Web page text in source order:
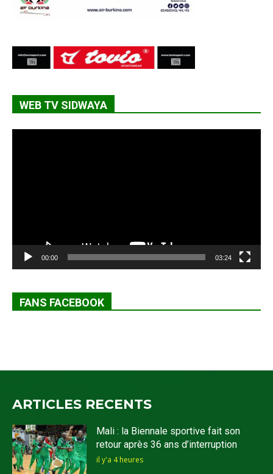
WEB TV SIDWAYA
00:00 03:24
FANS FACEBOOK
ARTICLES RECENTS
Mali : la Biennale sportive fait son
retour après 36 ans d’interruption
il y'a 4 heures